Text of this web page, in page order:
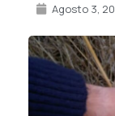
Agosto 3,